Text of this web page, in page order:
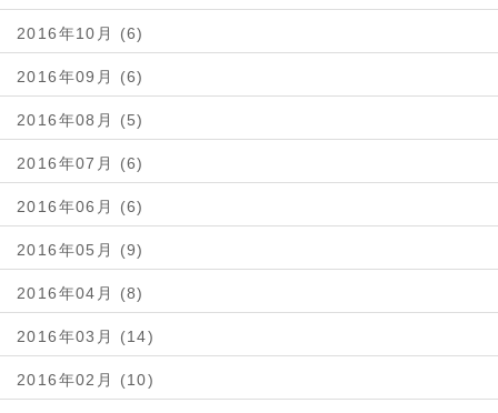
2016年10月 (6)
2016年09月 (6)
2016年08月 (5)
2016年07月 (6)
2016年06月 (6)
2016年05月 (9)
2016年04月 (8)
2016年03月 (14)
2016年02月 (10)